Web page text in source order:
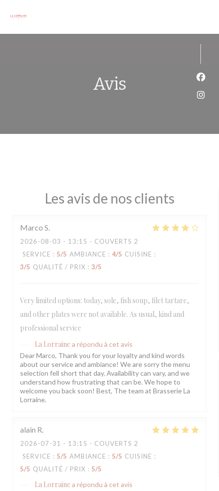
Avis
Les avis de nos clients
Marco S
2026-08-03 - 13:15 - COUVERTS 2
SERVICE : 5/5 AMBIANCE : 4/5 CUISINE :
3/5 QUALITÉ / PRIX : 3/5
Very limited options: today, sole, fish soup, filet tartare,
and other plates were not available. As usual, kind and
professional service
La Lorraine a répondu à cet avis
Dear Marco, Thank you for your loyalty and kind words
about our service and ambiance! We are sorry the menu
selection fell short that day. Availability can vary, and we
understand how frustrating that can be. We hope to
welcome you back soon! Best, The team at Brasserie La
Lorraine.
alain R
2026-07-31 - 13:15 - COUVERTS 2
SERVICE : 5/5 AMBIANCE : 5/5 CUISINE :
5/5 QUALITÉ / PRIX : 5/5
La Lorraine a répondu à cet avis